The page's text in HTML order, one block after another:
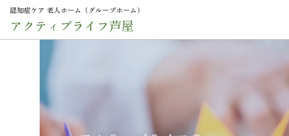
認知症ケア 老人ホーム（グループホーム）
アクティブライフ芦屋